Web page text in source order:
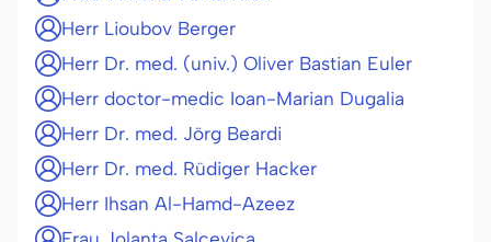
Herr Lioubov Berger
Herr Dr. med. (univ.) Oliver Bastian Euler
Herr doctor-medic Ioan-Marian Dugalia
Herr Dr. med. Jörg Beardi
Herr Dr. med. Rüdiger Hacker
Herr Ihsan Al-Hamd-Azeez